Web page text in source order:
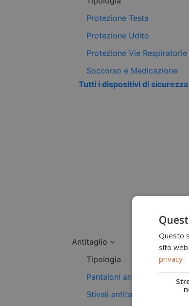
Protezione Testa
Protezione Udito
Protezione Vie Respiratorie
Soccorso e Medicazione
Tutti i dispositivi di
Antitaglio
Tipologia
Pantaloni antitaglio
Stivali antitaglio
Questo
sito web
privacy